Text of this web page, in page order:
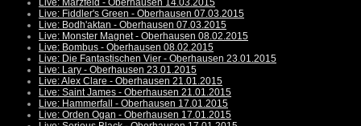
Live: Märzfeld - Oberhausen 14.03.2015
Live: Fiddler's Green - Oberhausen 07.03.2015
Live: Bodh'aktan - Oberhausen 07.03.2015
Live: Monster Magnet - Oberhausen 08.02.2015
Live: Bombus - Oberhausen 08.02.2015
Live: Die Fantastischen Vier - Oberhausen 23.01.2015
Live: Lary - Oberhausen 23.01.2015
Live: Alex Clare - Oberhausen 21.01.2015
Live: Saint James - Oberhausen 21.01.2015
Live: Hammerfall - Oberhausen 17.01.2015
Live: Orden Ogan - Oberhausen 17.01.2015